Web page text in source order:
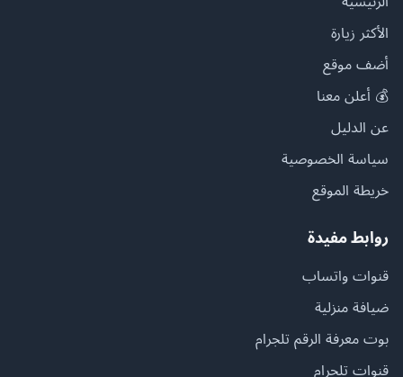
الأكثر زيارة
أضف موقع
💰 أعلن معنا
عن الدليل
سياسة الخصوصية
خريطة الموقع
روابط مفيدة
قنوات واتساب
ضيافة منزلية
بوت معرفة الرقم تلجرام
قنوات تلجرام